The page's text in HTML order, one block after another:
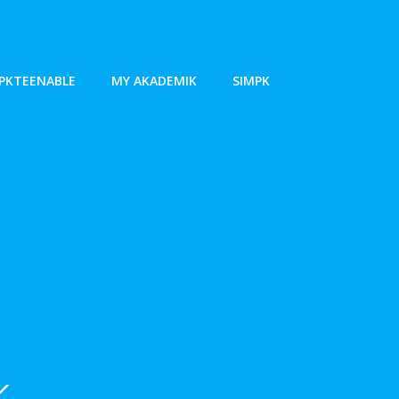
MY AKADEMIK SIMPK